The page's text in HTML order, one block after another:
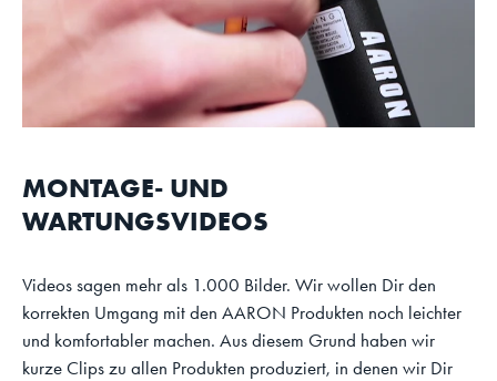
MONTAGE- UND
WARTUNGSVIDEOS
Videos sagen mehr als 1.000 Bilder. Wir wollen Dir den
korrekten Umgang mit den AARON Produkten noch leichter
und komfortabler machen. Aus diesem Grund haben wir
kurze Clips zu allen Produkten produziert, in denen wir Dir